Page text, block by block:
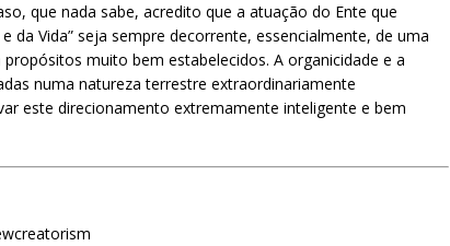
que nada sabe, acredito que a atuação do Ente que
da Vida” seja sempre decorrente, essencialmente, de uma
muito bem estabelecidos. A organicidade e a
numa natureza terrestre extraordinariamente
este direcionamento extremamente inteligente e bem